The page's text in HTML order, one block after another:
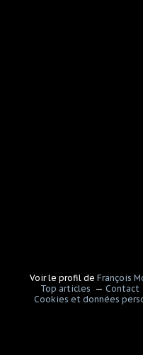
Voir le profil deFrançois
Top articles
Contact
Cookies et données